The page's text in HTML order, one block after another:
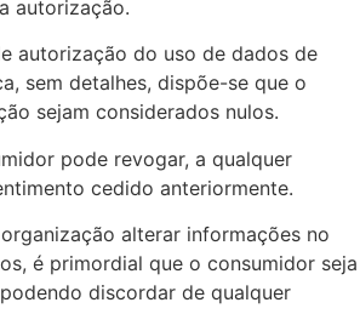
autorização.
autorização do uso de dados de
sem detalhes, dispõe-se que o
sejam considerados nulos.
pode revogar, a qualquer
cedido anteriormente.
alterar informações no
é primordial que o consumidor seja
discordar de qualquer